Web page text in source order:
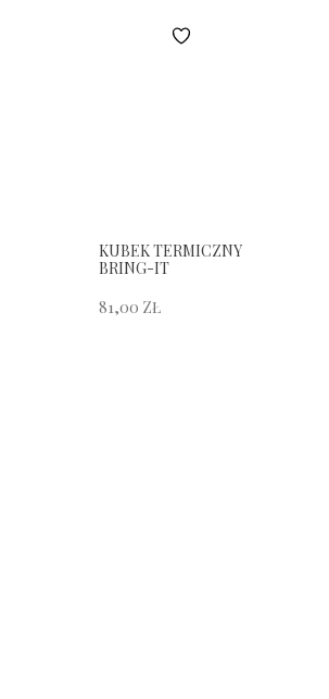
KUBEK TERMICZNY
BRING-IT
81,00 ZŁ